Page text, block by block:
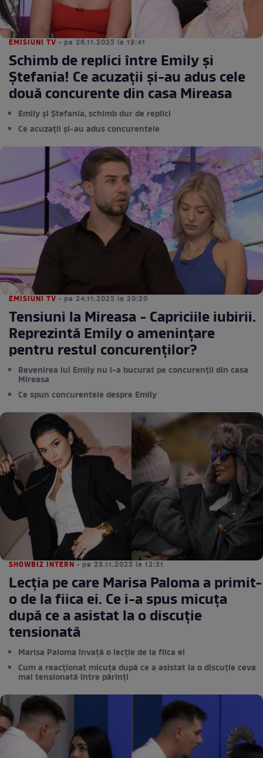
EMISIUNI TV • pe 26.11.2025 la 19:41
Schimb de replici între Emily și
Ștefania! Ce acuzații și-au adus cele
două concurente din casa Mireasa
Emily şi Ștefania, schimb dur de replici
Ce acuzații și-au adus concurentele
EMISIUNI TV • pe 24.11.2025 la 20:20
Tensiuni la Mireasa - Capriciile iubirii.
Reprezintă Emily o amenințare
pentru restul concurenților?
Revenirea lui Emily nu i-a bucurat pe concurenții din casa
Mireasa
Ce spun concurentele despre Emily
SHOWBIZ INTERN • pe 23.11.2025 la 12:31
Lecția pe care Marisa Paloma a primit-
o de la fiica ei. Ce i-a spus micuța
după ce a asistat la o discuție
tensionată
Marisa Paloma învață o lecție de la fiica ei
Cum a reacționat micuța după ce a asistat la o discuție ceva
mai tensionată între părinți